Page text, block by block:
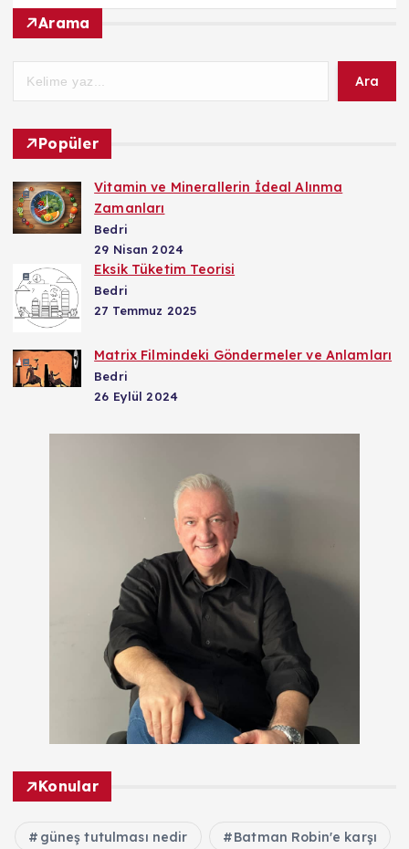
Arama
Ara
Popüler
Vitamin ve Minerallerin İdeal Alınma
Zamanları
Bedri
29 Nisan 2024
Eksik Tüketim Teorisi
Bedri
27 Temmuz 2025
Matrix Filmindeki Göndermeler ve Anlamları
Bedri
26 Eylül 2024
Konular
güneş tutulması nedir Batman Robin'e karşı